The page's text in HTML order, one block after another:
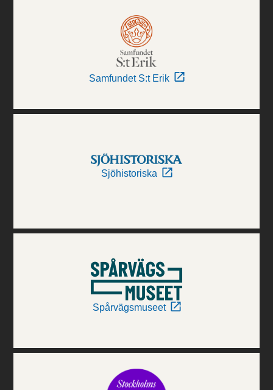
Samfundet S:t Erik
Sjöhistoriska
Spårvägsmuseet